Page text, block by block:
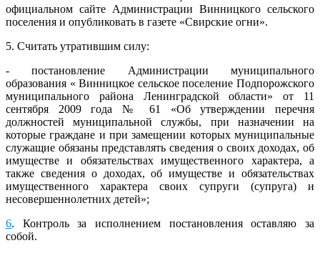
официальном сайте Администрации Винницкого сельского
поселения и опубликовать в газете «Свирские огни».
5. Считать утратившим силу:
- постановление Администрации муниципального
образования « Винницкое сельское поселение Подпорожского
муниципального района Ленинградской области» от 11
сентября 2009 года № 61 «Об утверждении перечня
должностей муниципальной службы, при назначении на
которые граждане и при замещении которых муниципальные
служащие обязаны представлять сведения о своих доходах, об
имуществе и обязательствах имущественного характера, а
также сведения о доходах, об имуществе и обязательствах
имущественного характера своих супруги (супруга) и
несовершеннолетних детей»;
6. Контроль за исполнением постановления оставляю за
собой.